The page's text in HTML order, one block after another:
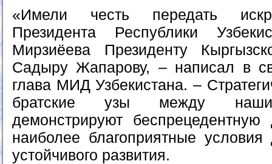
«Имели честь передать
Президента Республики
Мирзиёева Президенту
Садыру Жапарову, – написал в
глава МИД Узбекистана. –
братские узы между
демонстрируют
наиболее благоприятные условия
устойчивого развития.